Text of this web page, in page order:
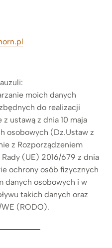
moich danych
do realizacji
ustawą z dnia 10 maja
osobowych (Dz.Ustaw z
z Rozporządzeniem
(UE) 2016/679 z dnia
ochrony osób fizycznych
danych osobowych i w
takich danych oraz
(RODO).